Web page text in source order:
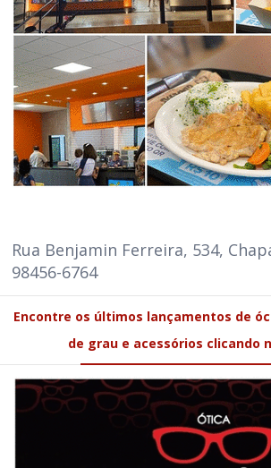
Rua Benjamin Ferreira, 534,
98456-6764
Encontre os últimos lançamentos de
de grau e acessórios clicando